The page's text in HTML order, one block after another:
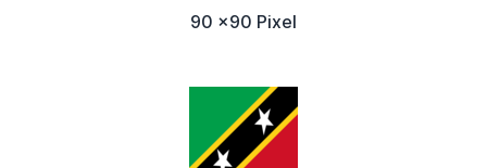
90 x90 Pixel